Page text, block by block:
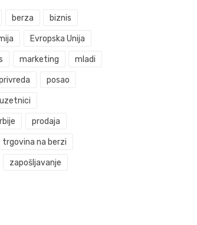
berza biznis
Evropska Unija
marketing mladi
posao
prodaja
trgovina na berzi
zapošljavanje